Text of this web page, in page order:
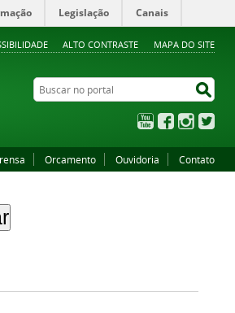
ALTO CONTRASTE MAPA DO SITE
Legislação Canais
Buscar no portal
YouTubeFacebookInstagram
Orcamento Ouvidoria Contato